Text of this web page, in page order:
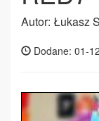
Autor: Łukasz
Dodane: 01-